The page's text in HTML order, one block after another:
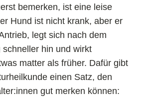
bemerken, ist eine leise
Hund ist nicht krank, aber er
legt sich nach dem
schneller hin und wirkt
matter als früher. Dafür gibt
einen Satz, den
gut merken können: